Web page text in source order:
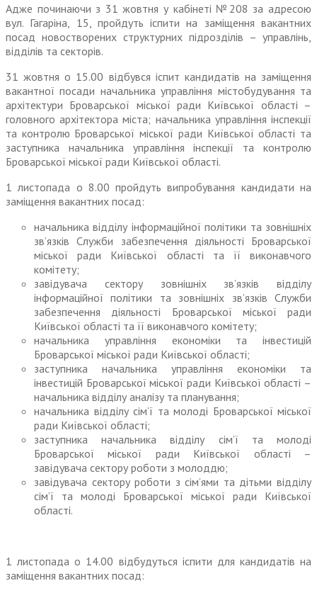
Адже починаючи з 31 жовтня у кабінеті №208 за адресою
вул. Гагаріна, 15, пройдуть іспити на заміщення вакантних
посад новостворених структурних підрозділів – управлінь,
відділів та секторів.
31 жовтня о 15.00 відбувся іспит кандидатів на заміщення
вакантної посади начальника управління містобудування та
архітектури Броварської міської ради Київської області –
головного архітектора міста; начальника управління інспекції
та контролю Броварської міської ради Київської області та
заступника начальника управління інспекції та контролю
Броварської міської ради Київської області.
1 листопада о 8.00 пройдуть випробування кандидати на
заміщення вакантних посад:
начальника відділу інформаційної політики та зовнішніх
зв’язків Служби забезпечення діяльності Броварської
міської ради Київської області та її виконавчого
комітету;
завідувача сектору зовнішніх зв’язків відділу
інформаційної політики та зовнішніх зв’язків Служби
забезпечення діяльності Броварської міської ради
Київської області та її виконавчого комітету;
начальника управління економіки та інвестицій
Броварської міської ради Київської області;
заступника начальника управління економіки та
інвестицій Броварської міської ради Київської області –
начальника відділу аналізу та планування;
начальника відділу сім’ї та молоді Броварської міської
ради Київської області;
заступника начальника відділу сім’ї та молоді
Броварської міської ради Київської області –
завідувача сектору роботи з молоддю;
завідувача сектору роботи з сім’ями та дітьми відділу
сім’ї та молоді Броварської міської ради Київської
області.
1 листопада о 14.00 відбудуться іспити для кандидатів на
заміщення вакантних посад: